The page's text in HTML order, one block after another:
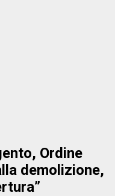
Ordine
demolizione,